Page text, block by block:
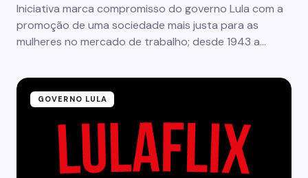
Iniciativa marca compromisso do governo Lula com a
promoção de uma sociedade mais justa para as
mulheres no mercado de trabalho; desde 1943 a…
GOVERNO LULA